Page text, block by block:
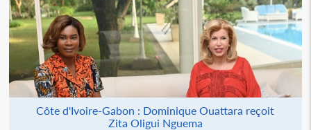
Côte d'Ivoire-Gabon : Dominique Ouattara reçoit
Zita Oligui Nguema